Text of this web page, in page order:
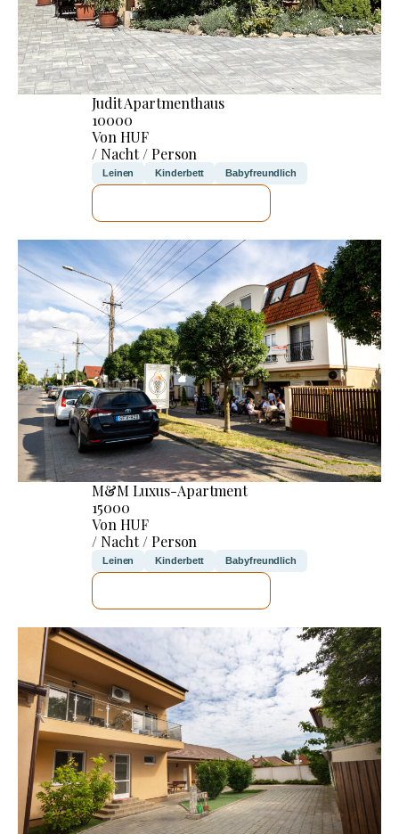
Judit Apartmenthaus
10000
Von HUF
/ Nacht / Person
Leinen Kinderbett Babyfreundlich
M&M Luxus-Apartment
15000
Von HUF
/ Nacht / Person
Leinen Kinderbett Babyfreundlich